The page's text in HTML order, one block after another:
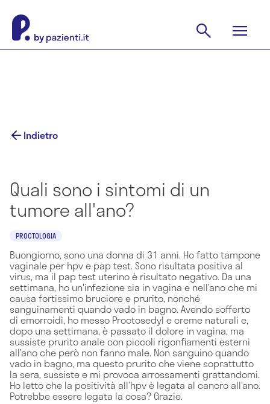
Indietro
Quali sono i sintomi di un
tumore all'ano?
PROCTOLOGIA
Buongiorno, sono una donna di 31 anni. Ho fatto tampone
vaginale per hpv e pap test. Sono risultata positiva al
virus, ma il pap test uterino è risultato negativo. Da una
settimana, ho un'infezione sia in vagina e nell’ano che mi
causa fortissimo bruciore e prurito, nonché
sanguinamenti quando vado in bagno. Avendo sofferto
di emorroidi, ho messo Proctosedyl e creme naturali e,
dopo una settimana, è passato il dolore in vagina, ma
sussiste prurito anale con piccoli rigonfiamenti esterni
all’ano che però non fanno male. Non sanguino quando
vado in bagno, ma questo prurito che viene soprattutto
la sera, sussiste e mi provoca arrossamenti grattandomi.
Ho letto che la positività all’hpv è legata al cancro all’ano.
Potrebbe essere legata la cosa? Grazie.